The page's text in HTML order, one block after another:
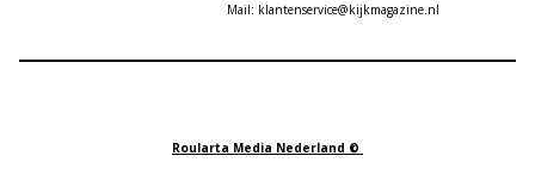
Mail: klantenservice@kijkmagazine.nl
Roularta Media Nederland ©